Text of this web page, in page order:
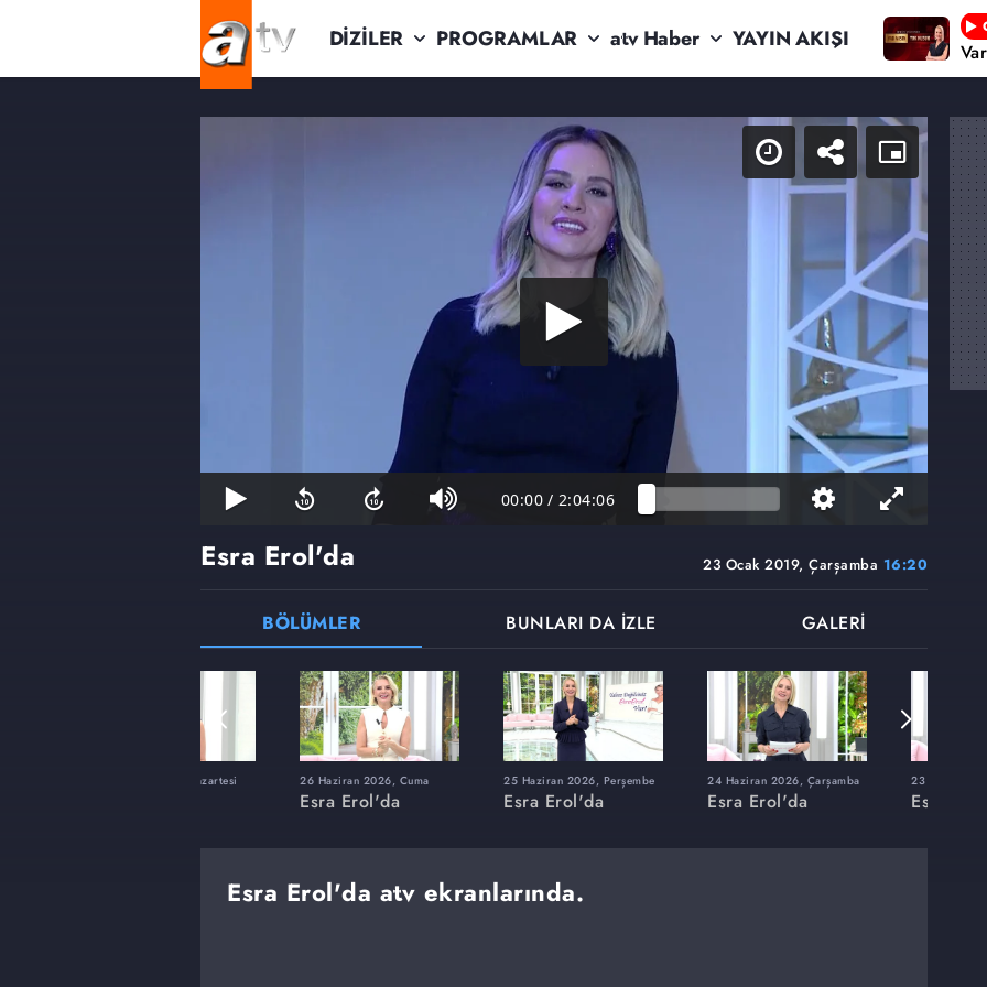
DİZİLER PROGRAMLAR atv Haber YAYIN AKIŞI
00:00 / 2:04:06
23 Ocak 2019, Çarşamba 16:20
Esra Erol'da
BÖLÜMLER BUNLARI DA İZLE GALERİ
8 Haziran 2026, Pazartesi 26 Haziran 2026, Cuma
Esra Erol'da
25 Haziran 2026, Perşembe
Esra Erol'da
24 Haziran 2026, Çarşamba
Esra Erol'da
23 Haziran
Esra
Esra Erol'da atv ekranlarında.